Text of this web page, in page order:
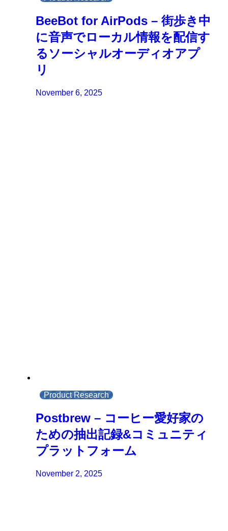
BeeBot for AirPods – 街歩き中
に音声でローカル情報を配信す
るソーシャルオーディオアプ
リ
November 6, 2025
Product Research
Postbrew – コーヒー愛好家の
ための抽出記録&コミュニティ
プラットフォーム
November 2, 2025